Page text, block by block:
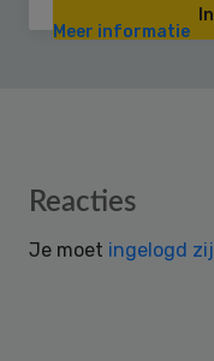
Meer informatie
Reader
Reacties
Je moet ingelogd